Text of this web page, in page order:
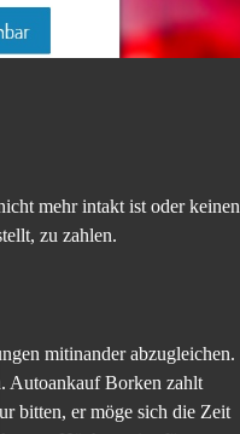
mehr intakt ist oder keinen
zu zahlen.
mitinander abzugleichen.
Autoankauf Borken zahlt
bitten, er möge sich die Zeit